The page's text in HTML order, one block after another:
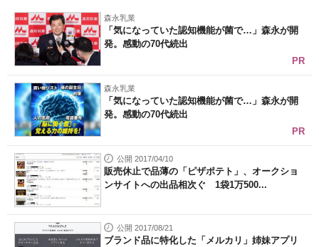
森永乳業
「気になっていた認知機能が菌で…」森永が開
発。感動の70代続出
PR
森永乳業
「気になっていた認知機能が菌で…」森永が開
発。感動の70代続出
PR
公開 2017/04/10
販売休止で品薄の「ピザポテト」、オークショ
ンサイトへの出品相次ぐ 1袋1万500...
公開 2017/08/21
ブランド品に特化した「メルカリ」姉妹アプリ